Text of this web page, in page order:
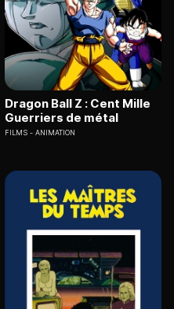
Dragon Ball Z : Cent Mille
Guerriers de métal
FILMS ANIMATION